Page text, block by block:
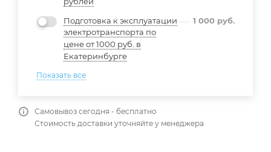
Подготовка к эксплуатации
электротранспорта по
цене от 1000 руб. в
Екатеринбурге
1 000 руб.
Показать все
Самовывоз сегодня - бесплатно
Стоимость доставки уточняйте у менеджера